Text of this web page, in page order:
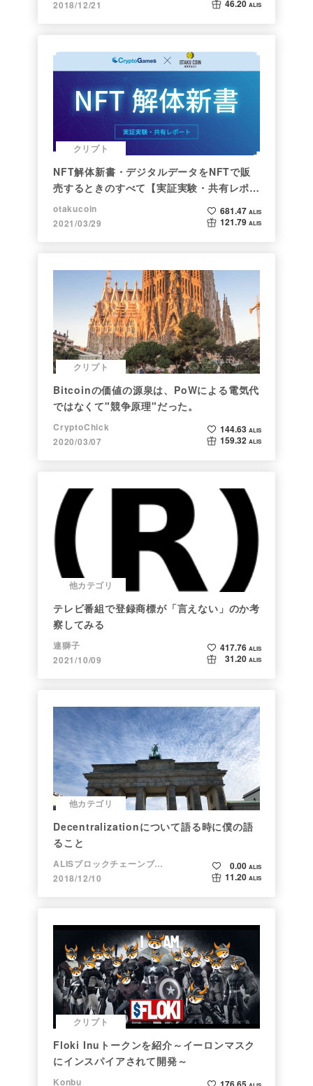
2018/12/21 46.20 ALIS
クリプト
NFT解体新書・デジタルデータをNFTで販
売するときのすべて【実証実験・共有レポー
ト】
otakucoin
2021/03/29
681.47 ALIS
121.79 ALIS
クリプト
Bitcoinの価値の源泉は、PoWによる電気代
ではなくて"競争原理"だった。
CryptoChick
2020/03/07
144.63 ALIS
159.32 ALIS
他カテゴリ
テレビ番組で登録商標が「言えない」のか考
察してみる
連獅子
2021/10/09
417.76 ALIS
31.20 ALIS
他カテゴリ
Decentralizationについて語る時に僕の語
ること
ALISブロックチェーンブログ
2018/12/10
0.00 ALIS
11.20 ALIS
クリプト
Floki Inuトークンを紹介～イーロンマスク
にインスパイアされて開発～
Konbu